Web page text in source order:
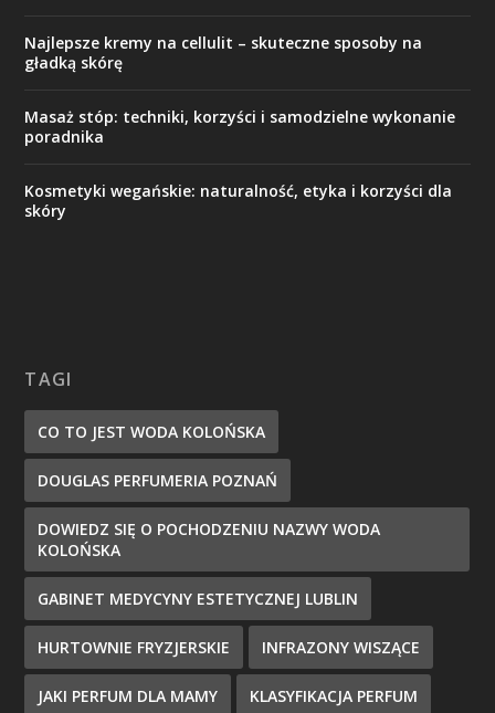
Najlepsze kremy na cellulit – skuteczne sposoby na
gładką skórę
Masaż stóp: techniki, korzyści i samodzielne wykonanie
poradnika
Kosmetyki wegańskie: naturalność, etyka i korzyści dla
skóry
TAGI
CO TO JEST WODA KOLOŃSKA
DOUGLAS PERFUMERIA POZNAŃ
DOWIEDZ SIĘ O POCHODZENIU NAZWY WODA
KOLOŃSKA
GABINET MEDYCYNY ESTETYCZNEJ LUBLIN
HURTOWNIE FRYZJERSKIE INFRAZONY WISZĄCE
JAKI PERFUM DLA MAMY KLASYFIKACJA PERFUM